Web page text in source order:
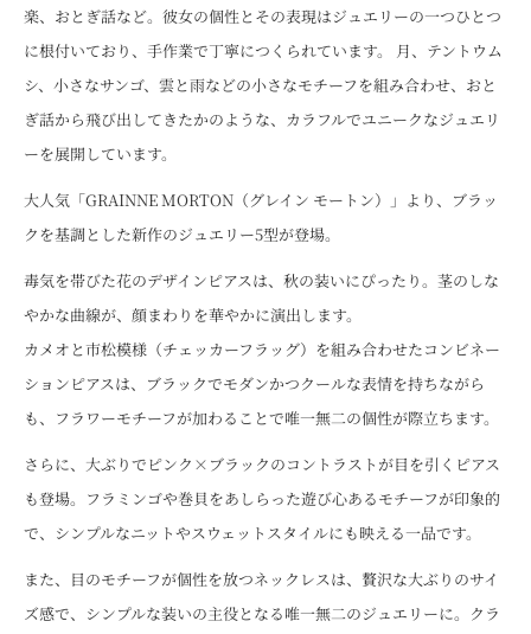
楽、おとぎ話など。彼女の個性とその表現はジュエリーの一つひとつ
に根付いており、手作業で丁寧につくられています。 月、テントウム
シ、小さなサンゴ、雲と雨などの小さなモチーフを組み合わせ、おと
ぎ話から飛び出してきたかのような、カラフルでユニークなジュエリ
ーを展開しています。
大人気「GRAINNE MORTON（グレイン モートン）」より、ブラッ
クを基調とした新作のジュエリー5型が登場。
毒気を帯びた花のデザインピアスは、秋の装いにぴったり。茎のしな
やかな曲線が、顔まわりを華やかに演出します。
カメオと市松模様（チェッカーフラッグ）を組み合わせたコンビネー
ションピアスは、ブラックでモダンかつクールな表情を持ちながら
も、フラワーモチーフが加わることで唯一無二の個性が際立ちます。
さらに、大ぶりでピンク×ブラックのコントラストが目を引くピアス
も登場。フラミンゴや巻貝をあしらった遊び心あるモチーフが印象的
で、シンプルなニットやスウェットスタイルにも映える一品です。
また、目のモチーフが個性を放つネックレスは、贅沢な大ぶりのサイ
ズ感で、シンプルな装いの主役となる唯一無二のジュエリーに。クラ